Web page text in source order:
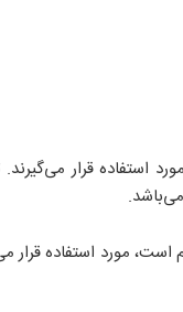
معمولا برای آپارتمانهای یک یا دو طبقه حداکثر 3 واحدی
مورد استفاده قرار